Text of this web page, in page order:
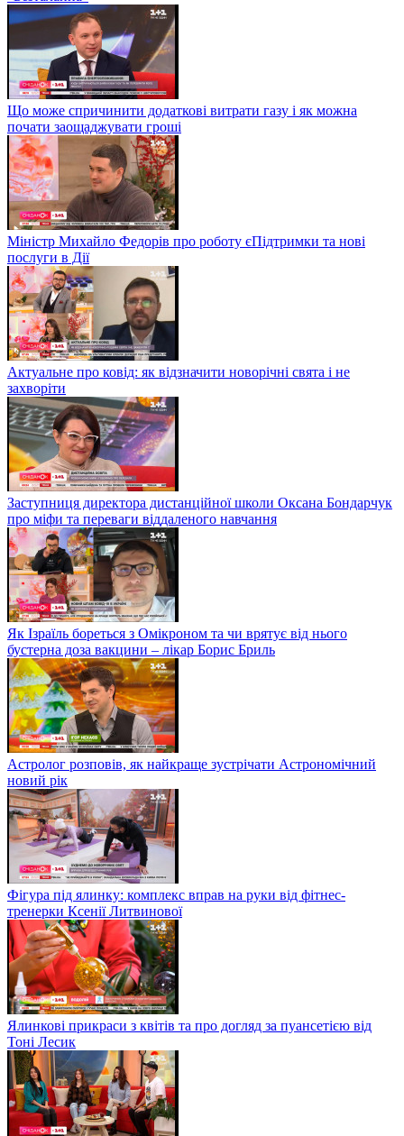
Що може спричинити додаткові витрати газу і як можна
почати заощаджувати гроші
Міністр Михайло Федорів про роботу єПідтримки та нові
послуги в Дії
Актуальне про ковід: як відзначити новорічні свята і не
захворіти
Заступниця директора дистанційної школи Оксана Бондарчук
про міфи та переваги віддаленого навчання
Як Ізраїль бореться з Омікроном та чи врятує від нього
бустерна доза вакцини – лікар Борис Бриль
Астролог розповів, як найкраще зустрічати Астрономічний
новий рік
Фігура під ялинку: комплекс вправ на руки від фітнес-
тренерки Ксенії Литвинової
Ялинкові прикраси з квітів та про догляд за пуансетією від
Тоні Лесик